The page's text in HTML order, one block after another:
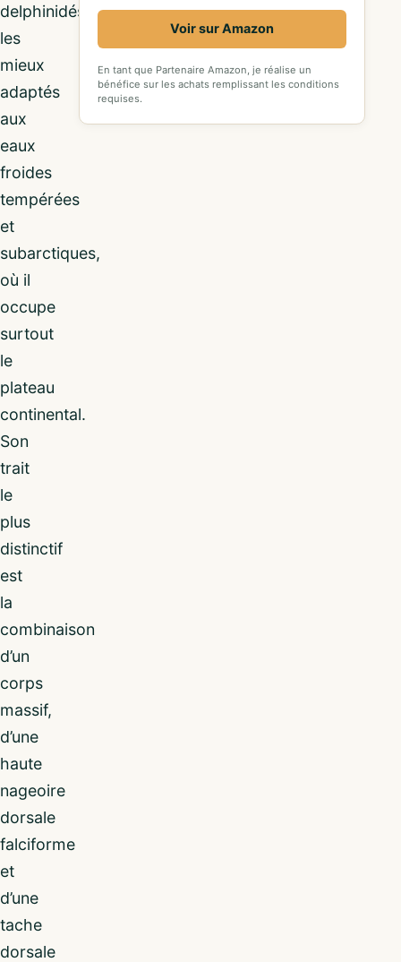
delphinidés
les
mieux
adaptés
aux
eaux
froides
tempérées
et
subarctiques,
où il
occupe
surtout
le
plateau
continental.
Son
trait
le
plus
distinctif
est
la
combinaison
d’un
corps
massif,
d’une
haute
nageoire
dorsale
falciforme
et
d’une
tache
dorsale
Voir sur Amazon
En tant que Partenaire Amazon, je réalise un
bénéfice sur les achats remplissant les conditions
requises.